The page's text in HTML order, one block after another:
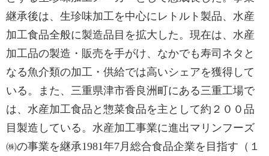
継承後は、生珍味加工を中心にレトルト製品、水産
加工食品全般に製造品目を拡大した。現在は、水産
加工品の製造・販売を手がけ、なかでも寿司ネタと
なる魚介類の加工・供給では高いシェアを獲得して
いる。また、三重県津市香良洲町にある三重工場で
は、水産加工食品と惣菜食品を主として約２００品
目製造している。水産加工事業に進出マリンフーズ
㈱の事業を継承1981年7月総合食品企業を目指す（１